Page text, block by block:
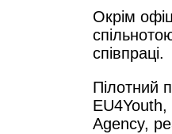
Окрім
співпраці.
Пілотний
EU4Youth,
Agency,